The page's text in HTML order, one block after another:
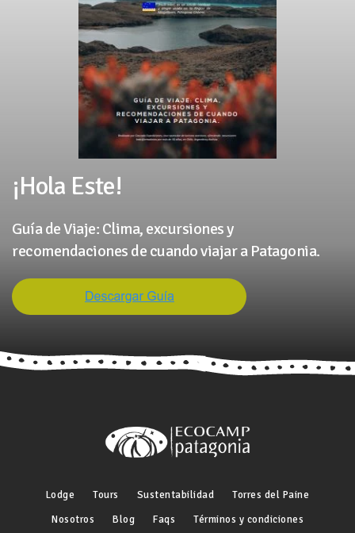
¡Hola Este!
Guía de Viaje: Clima, excursiones y
recomendaciones de cuando viajar a Patagonia.
Lodge Tours Sustentabilidad
Torres del Paine
Nosotros
Blog Faqs Términos y condiciones